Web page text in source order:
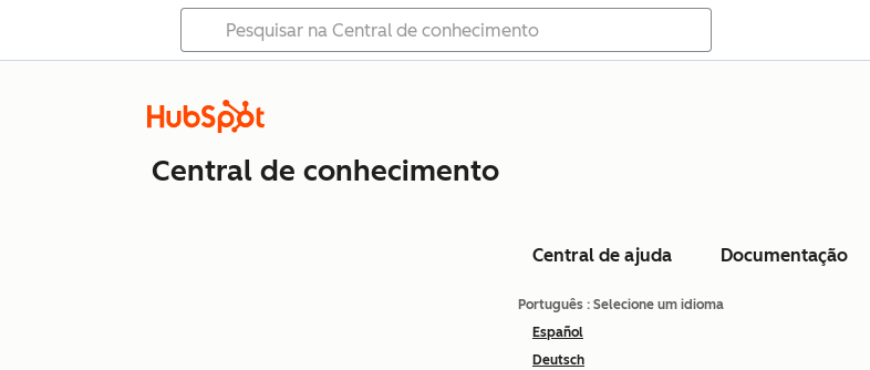
Central de conhecimento
Central de ajuda Documentação
Português : Selecione um idioma
Español
Deutsch